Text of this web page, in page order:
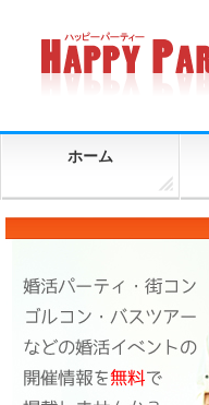
ホーム